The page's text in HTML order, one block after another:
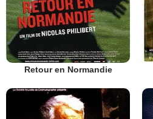
Retour en Normandie